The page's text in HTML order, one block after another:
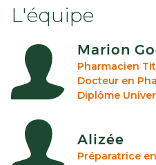
L'équipe
Marion
Pharmacien
Docteur en
Diplôme
Alizée
Préparatrice